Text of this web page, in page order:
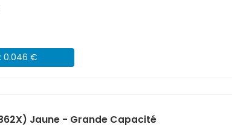
0.046 €
Jaune - Grande Capacité